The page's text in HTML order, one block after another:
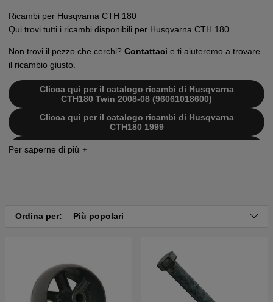
Ricambi per Husqvarna CTH 180
Qui trovi tutti i ricambi disponibili per Husqvarna CTH 180.
Non trovi il pezzo che cerchi? Contattaci e ti aiuteremo a trovare
il ricambio giusto.
Clicca qui per il catalogo ricambi di Husqvarna
CTH180 Twin 2008-08 (96061018600)
Clicca qui per il catalogo ricambi di Husqvarna
CTH180 1999
Clicca qui per il catalogo ricambi di Husqvarna
CTH180 TWIN 2007-05 (96061018701)
Ordina per: Più popolari